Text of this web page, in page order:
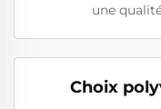
une
Choix